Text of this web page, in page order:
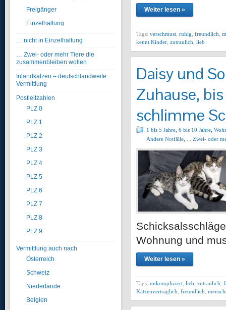
Freigänger
Einzelhaltung
… nicht in Einzelhaltung
… Zwei- oder mehr Tiere die
zusammenbleiben wollen
Inlandkatzen – deutschlandweite
Vermittlung
Postleitzahlen
PLZ 0
PLZ 1
PLZ 2
PLZ 3
PLZ 4
PLZ 5
PLZ 6
PLZ 7
PLZ 8
PLZ 9
Vermittlung auch nach
Österreich
Schweiz
Niederlande
Belgien
Weiter lesen »
Tags: verschmust ruhig freundlich
kennt Kinder zutraulich lieb
Daisy und
Zuhause,
schlimme
1 bis 5 Jahre 6 bis 10 Jahre
Andere Notfälle
... Zwei- oder
Wohnung und
Weiter lesen »
Tags: unkompliziert lieb zutraulich
Katzenverträglich freundlich